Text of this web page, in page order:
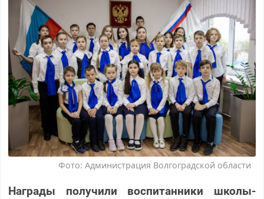
Фото: Администрация Волгоградской области
Награды получили воспитанники школы-